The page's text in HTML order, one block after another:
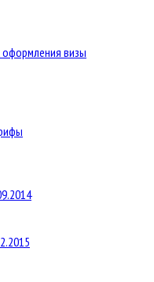
визы